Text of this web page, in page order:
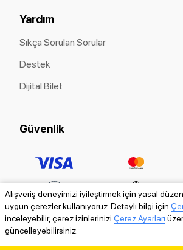
Alışveriş deneyimizi iyileştirmek için yasal
uygun çerezler kullanıyoruz. Detaylı bilgi için
inceleyebilir, çerez izinlerinizi Çerez Ayarları
güncelleyebilirsiniz.
Yardım
Sıkça Sorulan Sorular
Destek
Dijital Bilet
Güvenlik